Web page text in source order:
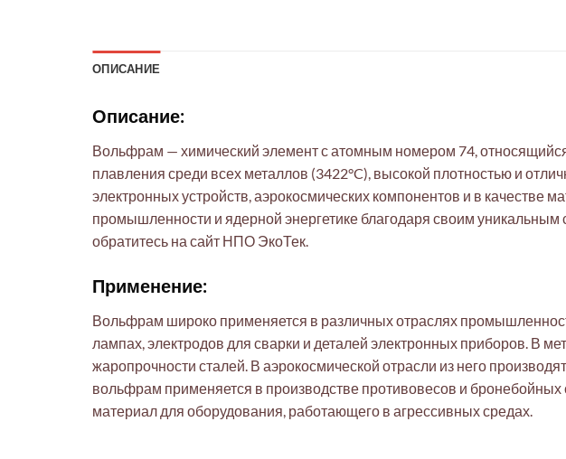
ОПИСАНИЕ
Описание:
Вольфрам — химический элемент с атомным номером 74,
плавления среди всех металлов (3422°C), высокой плотностью и
электронных устройств, аэрокосмических компонентов и в
промышленности и ядерной энергетике благодаря своим
обратитесь на сайт НПО ЭкоТек.
Применение:
Вольфрам широко применяется в различных отраслях
лампах, электродов для сварки и деталей электронных приборов. В
жаропрочности сталей. В аэрокосмической отрасли из него
вольфрам применяется в производстве противовесов и
материал для оборудования, работающего в агрессивных средах.